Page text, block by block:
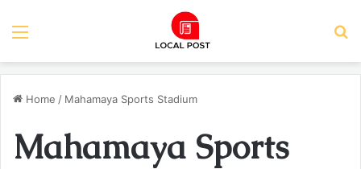
Home / Mahamaya Sports Stadium
Mahamaya Sports